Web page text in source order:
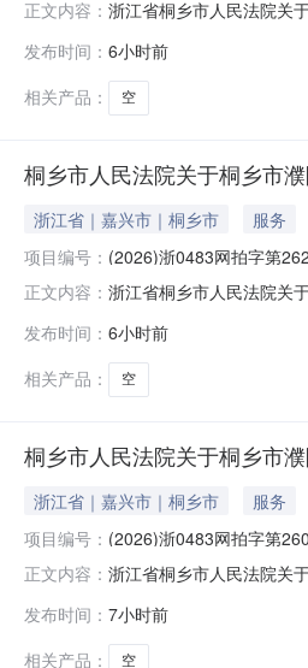
正文内容： 浙江省桐乡市人民法院关
公告如下：一、拍卖标的
发布时间： 6小时前
相关产品：
空
桐乡市人民法院关于桐乡市
浙江省｜嘉兴市｜桐乡市 服务
项目编号： (2026)浙0483网拍字第
正文内容： 浙江省桐乡市人民法院关
公告如下：一、拍卖标的
发布时间： 6小时前
相关产品：
空
桐乡市人民法院关于桐乡市
浙江省｜嘉兴市｜桐乡市 服务
项目编号： (2026)浙0483网拍字第
正文内容： 浙江省桐乡市人民法院关
公告如下：一、拍卖标的
发布时间： 7小时前
相关产品：
空